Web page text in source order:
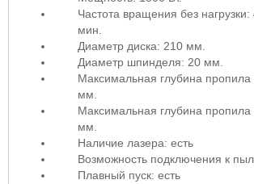
Частота вращения без
мин.
Диаметр диска: 210 мм.
Диаметр шпинделя: 20 мм.
Максимальная глубина пропила
мм.
Максимальная глубина пропила
мм.
Наличие лазера: есть
Возможность подключения к
Плавный пуск: есть